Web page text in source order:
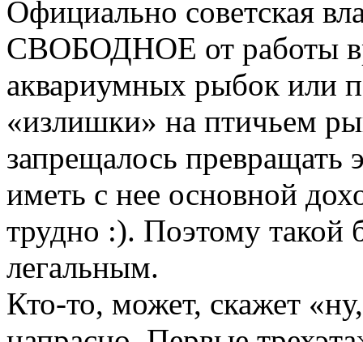
Официально советская
СВОБОДНОЕ от работы
аквариумных рыбок или
«излишки» на птичьем
запрещалось превращать
иметь с нее основной
трудно :). Поэтому такой
легальным.
Кто-то, может, скажет